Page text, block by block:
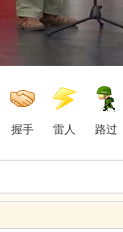
握手 雷人 路过